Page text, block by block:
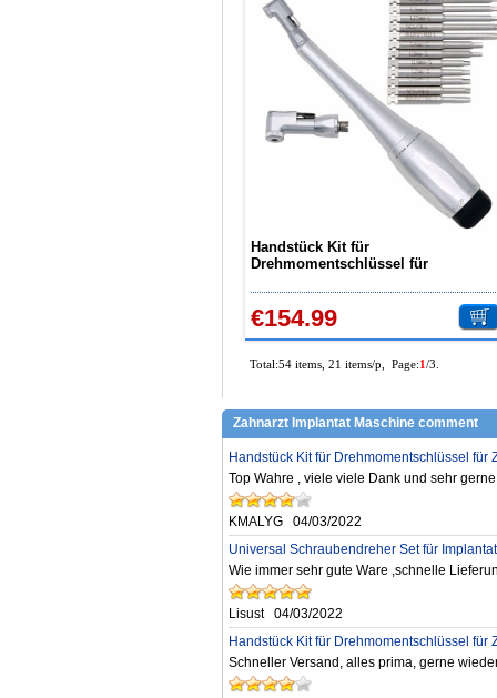
Handstück Kit für
Drehmomentschlüssel für
Schraubendrehern und 2 Köpfen
€154.99
Total:54 items, 21 items/p, Page:1/3.
Zahnarzt Implantat Maschine comment
Handstück Kit für Drehmomentschlüssel
Top Wahre , viele viele Dank und sehr
KMALYG
04/03/2022
Universal Schraubendreher Set für
Wie immer sehr gute Ware ,schnelle
Lisust
04/03/2022
Handstück Kit für Drehmomentschlüssel
Schneller Versand, alles prima, gerne